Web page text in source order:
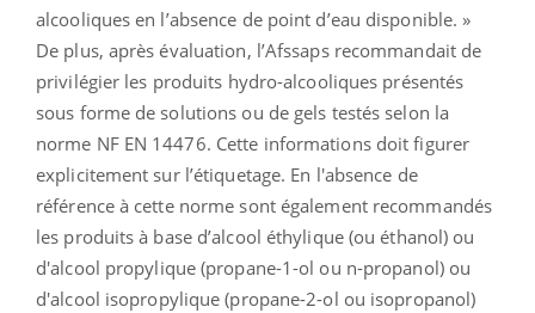
alcooliques en l’absence de point d’eau disponible. »
De plus, après évaluation, l’Afssaps recommandait de
privilégier les produits hydro-alcooliques présentés
sous forme de solutions ou de gels testés selon la
norme NF EN 14476. Cette informations doit figurer
explicitement sur l’étiquetage. En l'absence de
référence à cette norme sont également recommandés
les produits à base d’alcool éthylique (ou éthanol) ou
d'alcool propylique (propane-1-ol ou n-propanol) ou
d'alcool isopropylique (propane-2-ol ou isopropanol)